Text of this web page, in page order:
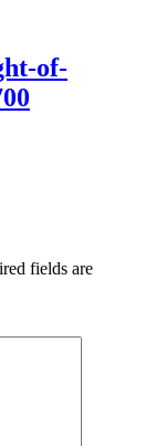
of-
fields are